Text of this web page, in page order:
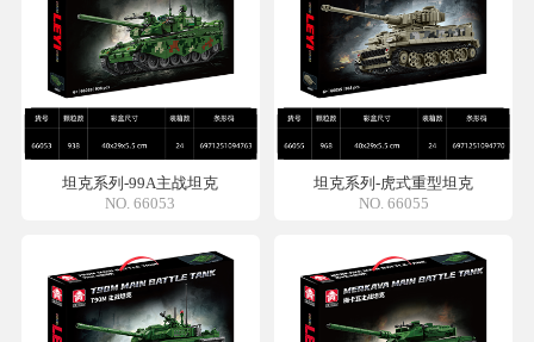
坦克系列-99A主战坦克
NO. 66053
坦克系列-虎式重型坦克
NO. 66055